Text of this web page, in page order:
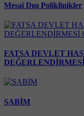
Mesai Dışı Poliklinikler
FATSA DEVLET
SABİM